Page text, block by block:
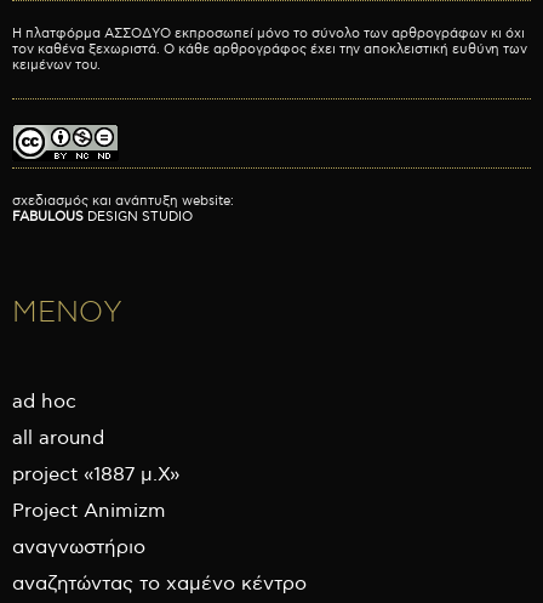
Η πλατφόρμα ΑΣΣΟΔΥΟ εκπροσωπεί μόνο το σύνολο των αρθρογράφων κι όχι
τον καθένα ξεχωριστά. Ο κάθε αρθρογράφος έχει την αποκλειστική ευθύνη των
κειμένων του.
σχεδιασμός και ανάπτυξη website:
FABULOUS DESIGN STUDIO
ΜΕΝΟΥ
ad hoc
all around
project «1887 μ.Χ»
Project Animizm
αναγνωστήριο
αναζητώντας το χαμένο κέντρο